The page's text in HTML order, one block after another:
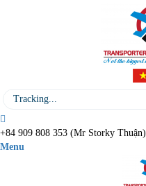
+84 909 808 353 (Mr Storky Thuận)
Menu